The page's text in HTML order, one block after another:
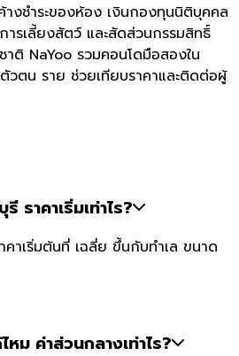
างชำระของห้อง เงินกองทุนนิติบุคคล
รเลี้ยงสัตว์ และสัดส่วนกรรมสิทธิ์
ติ NaYoo รวมคอนโดมือสองใน
ตน ราย ช่วยเทียบราคาและติดต่อผู้
ราคาเริ่มเท่าไร?
าเริ่มต้นที่ เฉลี่ย ขึ้นกับทำเล ขนาด
ม ค่าส่วนกลางเท่าไร?